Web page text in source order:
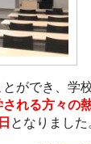
ができ、学
れる方々の
となりました